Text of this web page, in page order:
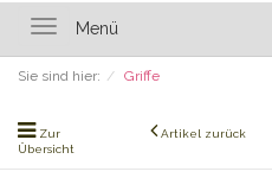
ToggleMenü
Sie sind hier: Griffe
Zur
Übersicht
Artikel zurück